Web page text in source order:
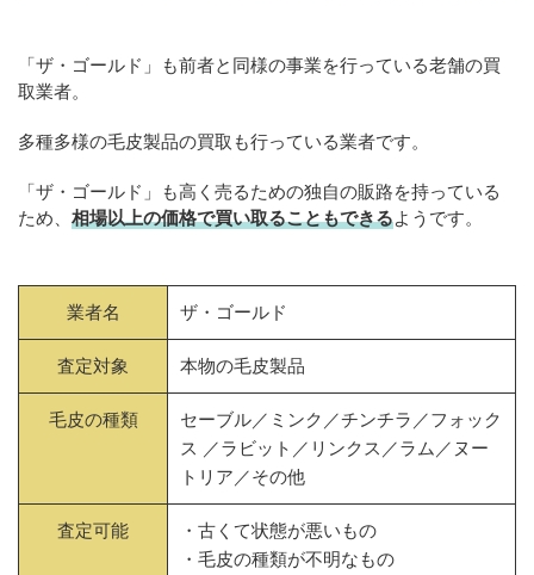
「ザ・ゴールド」も前者と同様の事業を行っている老舗の買
取業者。
多種多様の毛皮製品の買取も行っている業者です。
「ザ・ゴールド」も高く売るための独自の販路を持っている
ため、 相場以上の価格で買い取ることもできるようです。
業者名 ザ・ゴールド
査定対象 本物の毛皮製品
毛皮の種類
セーブル／ミンク／チンチラ／フォック
ス ／ラビット／リンクス／ラム／ヌー
トリア／その他
査定可能
・古くて状態が悪いもの
・毛皮の種類が不明なもの